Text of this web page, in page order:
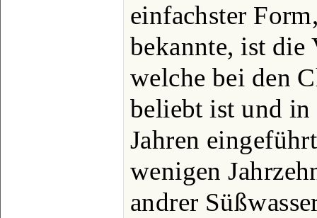
einfachster
bekannte, ist die
welche bei den
beliebt ist und
Jahren
wenigen
andrer